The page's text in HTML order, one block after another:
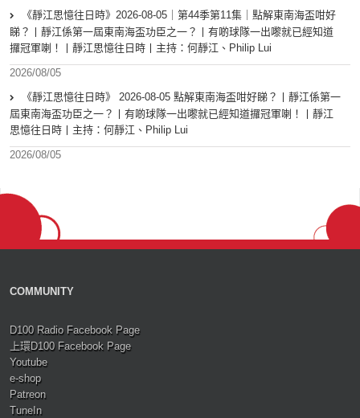
《靜江思憶往日時》2026-08-05｜第44季第11集｜點解東南海盃咁好
睇？丨靜江係第一屆東南海盃功臣之一？丨有啲球隊一出嚟就已經知道
攞冠軍喇！丨靜江思憶往日時丨主持：何靜江、Philip Lui
2026/08/05
《靜江思憶往日時》 2026-08-05 點解東南海盃咁好睇？丨靜江係第一
屆東南海盃功臣之一？丨有啲球隊一出嚟就已經知道攞冠軍喇！丨靜江
思憶往日時丨主持：何靜江、Philip Lui
2026/08/05
COMMUNITY
D100 Radio Facebook Page
上環D100 Facebook Page
Youtube
e-shop
Patreon
TuneIn